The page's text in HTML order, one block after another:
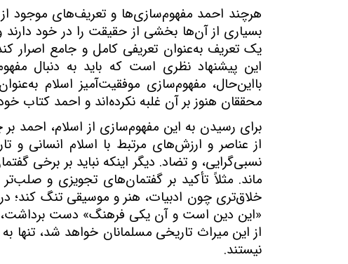
هرچند احمد مفهوم‌سازی‌ها و تعریف‌های موجود
بسیاری از آن‌ها بخشی از حقیقت را در خود
یک تعریف به‌عنوان تعریفی کامل و جامع اصرار
این پیشنهاد نظری است که باید به دنبال
بااین‌حال، مفهوم‌سازی موفقیت‌آمیز اسلام
محققان هنوز بر آن غلبه نکرده‌اند و احمد کتاب
برای رسیدن به این مفهوم‌سازی از اسلام، احمد
از عناصر و ارزش‌های مرتبط با اسلام انسانی و
نسبی‌گرایی، و تضاد. دیگر اینکه نباید بر برخی
ماند. مثلاً‌ تأکید بر گفتمان‌های تجویزی و
خلاق‌تری چون ادبیات، هنر و موسیقی تنگ کند؛
«این دین است و آن یکی فرهنگ» دست برداشت،‌
از این میراث تاریخی مسلمانان خواهد شد، تنها
نیستند.